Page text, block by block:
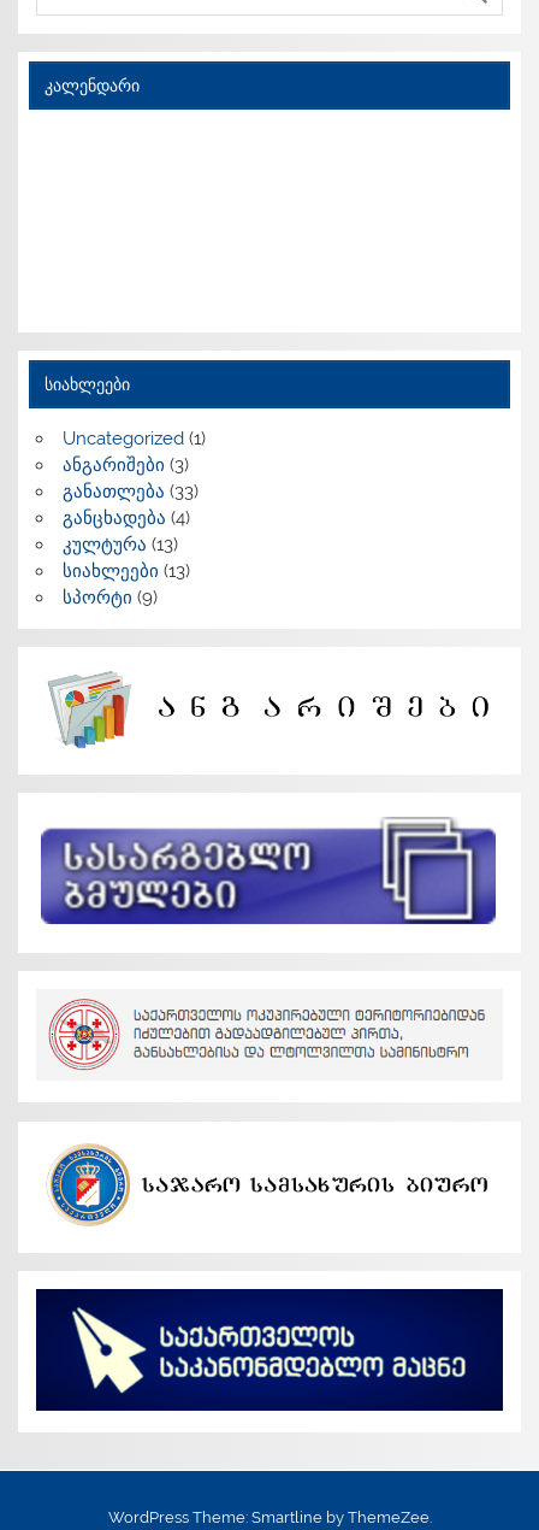
კალენდარი
სიახლეები
Uncategorized(1)
ანგარიშები (3)
განათლება (33)
განცხადება (4)
კულტურა (13)
სიახლეები (13)
სპორტი (9)
WordPress Theme: Smartline by ThemeZee.